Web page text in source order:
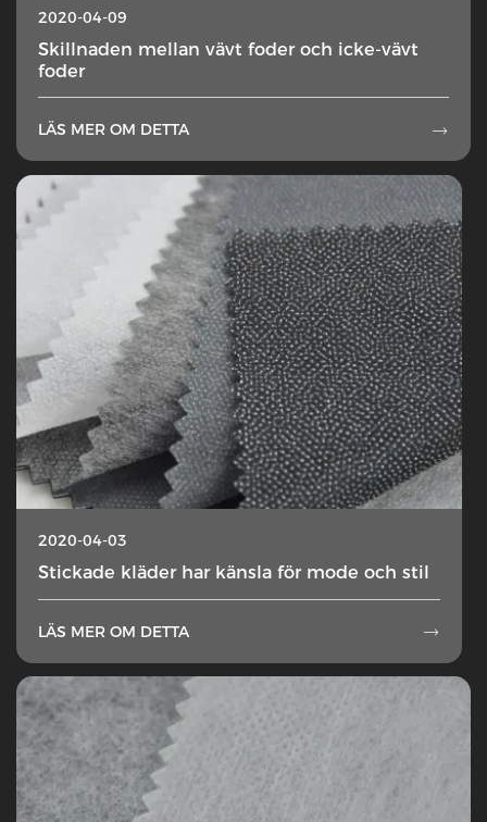
2020-04-09
Skillnaden mellan vävt foder och icke-vävt
foder
LÄS MER OM DETTA 
2020-04-03
Stickade kläder har känsla för mode och stil
LÄS MER OM DETTA 